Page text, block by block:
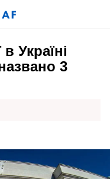
Україні
3